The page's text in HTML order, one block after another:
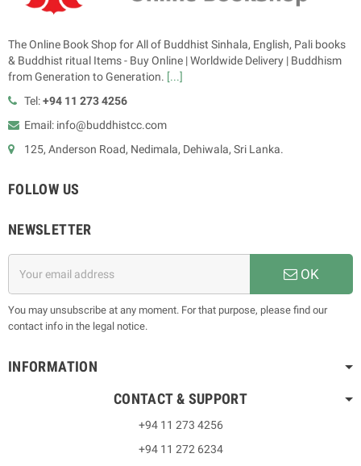
The Online Book Shop for All of Buddhist Sinhala, English, Pali books
& Buddhist ritual Items - Buy Online | Worldwide Delivery | Buddhism
from Generation to Generation. [...]
Tel:+94 11 273 4256
Email: info@buddhistcc.com
125, Anderson Road, Nedimala, Dehiwala, Sri Lanka.
FOLLOW US
NEWSLETTER
OK
You may unsubscribe at any moment. For that purpose, please find our
contact info in the legal notice.
INFORMATION
CONTACT & SUPPORT
+94 11 273 4256
+94 11 272 6234